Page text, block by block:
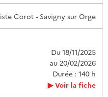
Corot - Savigny sur Orge
Du 18/11/2025
au 20/02/2026
Durée : 140 h
Voir la fiche